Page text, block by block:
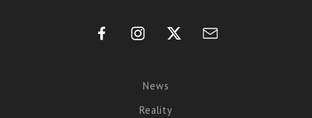
News
Reality